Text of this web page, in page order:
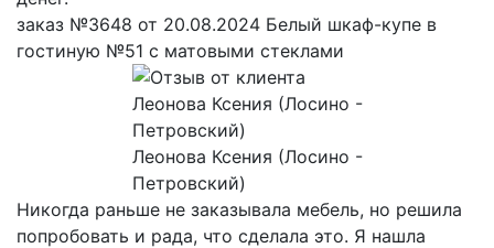
заказ №3648 от 20.08.2024 Белый шкаф-купе в
гостиную №51 с матовыми стеклами
Леонова Ксения (Лосино -
Петровский)
Никогда раньше не заказывала мебель, но решила
попробовать и рада, что сделала это. Я нашла